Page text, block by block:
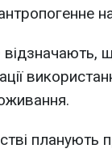
планують